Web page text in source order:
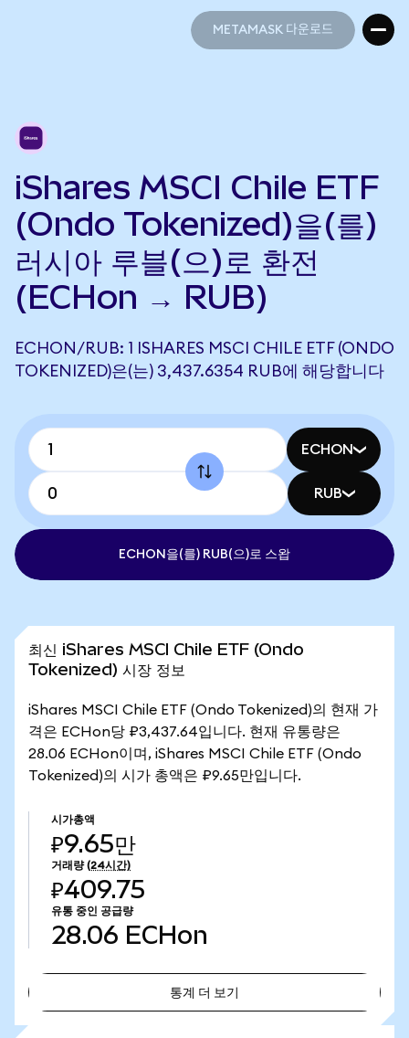
METAMASK 다운로드
iShares MSCI Chile ETF
(Ondo Tokenized)을(를)
러시아 루블(으)로 환전
(ECHon → RUB)
ECHON/RUB: 1 ISHARES MSCI CHILE ETF (ONDO
TOKENIZED)은(는) 3,437.6354 RUB에 해당합니다
ECHON
RUB
ECHON을(를) RUB(으)로 스왑
최신 iShares MSCI Chile ETF (Ondo
Tokenized) 시장 정보
iShares MSCI Chile ETF (Ondo Tokenized)의 현재 가
격은 ECHon당 ₽3,437.64입니다. 현재 유통량은
28.06 ECHon이며, iShares MSCI Chile ETF (Ondo
Tokenized)의 시가 총액은 ₽9.65만입니다.
시가총액
₽9.65만
거래량 (24시간)
₽409.75
유통 중인 공급량
28.06 ECHon
통계 더 보기